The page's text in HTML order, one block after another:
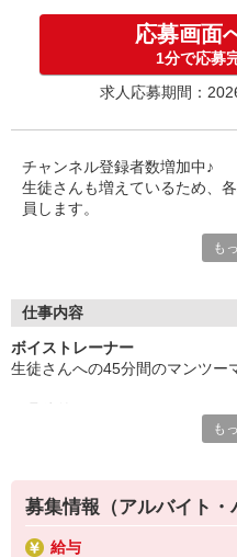
※参考までにご確認く
＝＝＝＝＝
◆平日の別のお仕事と
平日2日夜間に4コマ
土日のどちらかだけ6
◆土日のみ勤務するB
1日8コマ（合計実働6
した場合
＝＝＝＝＝
受け持ちの生徒数やレ
に稼ぐことも可能！
実際に高収入を実現し
＝＝＝＝＝
応募画面
1分で応募
求人応募期間：
チャンネル登録者数増加中♪
生徒さんも増えているため、
員します。
◇◆“歌ってみた”動画で話題
動画の参加メンバーは、教え
「音楽表現の新しい経験を積
音楽活動の幅を広げるチャン
あなただけの個性やスキルを
生徒さんと一緒に音楽を楽しん
も
仕事内容
ボイストレーナー
生徒さんへの45分間のマンツー
◆生徒さんの要望・目標のカウ
飛沫・空気感染対策のため、
生徒と講師が別々の部屋に分か
も
募集情報（アルバイト・
給与